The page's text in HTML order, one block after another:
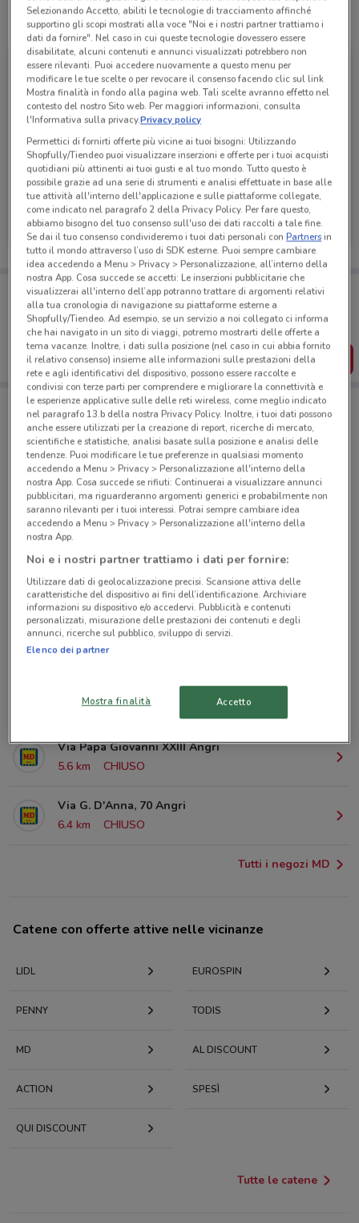
Tutte le promozioni di questo negozio
MD
Scade domenica 374 m
Porta DoveConviene sempre con te!
Puoi trovare le migliori offerte dei negozi vicino a te,
salvarle e creare la tua lista del risparmio, comodamente
dal tuo cellulare.
SCARICA L’APP
Negozi MD a Pompei
© MapTiler
3 km
CHIUSO
Via Prolungamento Settetermini Boscoreale
3 km
CHIUSO
Viale Europa, 63 Castellammare Di Stabia
5.1 km
CHIUSO
Via Papa Giovanni XXIII Angri
5.6 km
CHIUSO
Via G. D'Anna, 70 Angri
6.4 km
CHIUSO
Tutti i negozi MD
Catene con offerte attive nelle vicinanze
LIDL EUROSPIN
PENNY TODIS
MD AL DISCOUNT
ACTION SPESÌ
QUI DISCOUNT
Tutte le catene
Selezionando Accetto, abiliti le tecnologie di tracciamento affinché
supportino gli scopi mostrati alla voce "Noi e i nostri partner trattiamo i
dati da fornire". Nel caso in cui queste tecnologie dovessero essere
disabilitate, alcuni contenuti e annunci visualizzati potrebbero non
essere rilevanti. Puoi accedere nuovamente a questo menu per
modificare le tue scelte o per revocare il consenso facendo clic sul link
Mostra finalità in fondo alla pagina web. Tali scelte avranno effetto nel
contesto del nostro Sito web. Per maggiori informazioni, consulta
l'Informativa sulla privacy.Privacy policy
Permettici di fornirti offerte più vicine ai tuoi bisogni: Utilizzando
Shopfully/Tiendeo puoi visualizzare inserzioni e offerte per i tuoi acquisti
quotidiani più attinenti ai tuoi gusti e al tuo mondo. Tutto questo è
possibile grazie ad una serie di strumenti e analisi effettuate in base alle
tue attività all'interno dell'applicazione e sulle piattaforme collegate,
come indicato nel paragrafo 2 della Privacy Policy. Per fare questo,
abbiamo bisogno del tuo consenso sull'uso dei dati raccolti a tale fine.
Se dai il tuo consenso condivideremo i tuoi dati personali conPartnersin
tutto il mondo attraverso l’uso di SDK esterne. Puoi sempre cambiare
idea accedendo a Menu > Privacy > Personalizzazione, all’interno della
nostra App. Cosa succede se accetti: Le inserzioni pubblicitarie che
visualizzerai all'interno dell’app potranno trattare di argomenti relativi
alla tua cronologia di navigazione su piattaforme esterne a
Shopfully/Tiendeo. Ad esempio, se un servizio a noi collegato ci informa
che hai navigato in un sito di viaggi, potremo mostrarti delle offerte a
tema vacanze. Inoltre, i dati sulla posizione (nel caso in cui abbia fornito
il relativo consenso) insieme alle informazioni sulle prestazioni della
rete e agli identificativi del dispositivo, possono essere raccolte e
condivisi con terze parti per comprendere e migliorare la connettività e
le esperienze applicative sulle delle reti wireless, come meglio indicato
nel paragrafo 13.b della nostra Privacy Policy. Inoltre, i tuoi dati possono
anche essere utilizzati per la creazione di report, ricerche di mercato,
scientifiche e statistiche, analisi basate sulla posizione e analisi delle
tendenze. Puoi modificare le tue preferenze in qualsiasi momento
accedendo a Menu > Privacy > Personalizzazione all'interno della
nostra App. Cosa succede se rifiuti: Continuerai a visualizzare annunci
pubblicitari, ma riguarderanno argomenti generici e probabilmente non
saranno rilevanti per i tuoi interessi. Potrai sempre cambiare idea
accedendo a Menu > Privacy > Personalizzazione all'interno della
nostra App.
Noi e i nostri partner trattiamo i dati per fornire:
Utilizzare dati di geolocalizzazione precisi. Scansione attiva delle
caratteristiche del dispositivo ai fini dell’identificazione. Archiviare
informazioni su dispositivo e/o accedervi. Pubblicità e contenuti
personalizzati, misurazione delle prestazioni dei contenuti e degli
annunci, ricerche sul pubblico, sviluppo di servizi.
Elenco dei partner
Mostra finalità Accetto